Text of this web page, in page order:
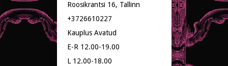
Roosikrantsi 16, Tallinn
+3726610227
Kauplus Avatud
E-R 12.00-19.00
L 12.00-18.00